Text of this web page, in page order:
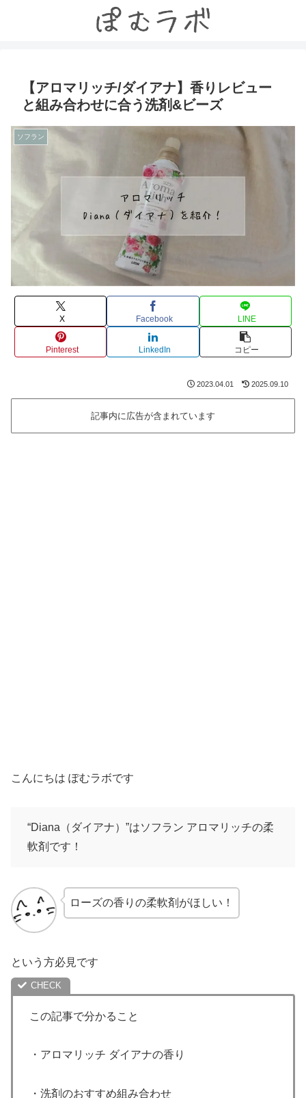
【アロマリッチ/ダイアナ】香りレビュー
と組み合わせに合う洗剤&ビーズ
ソフラン
X Facebook LINE
Pinterest LinkedIn コピー
2023.04.01 2025.09.10
記事内に広告が含まれています
こんにちは ぽむラボです
“Diana（ダイアナ）”はソフラン アロマリッチの柔
軟剤です！
ローズの香りの柔軟剤がほしい！
という方必見です
この記事で分かること
・アロマリッチ ダイアナの香り
・洗剤のおすすめ組み合わせ